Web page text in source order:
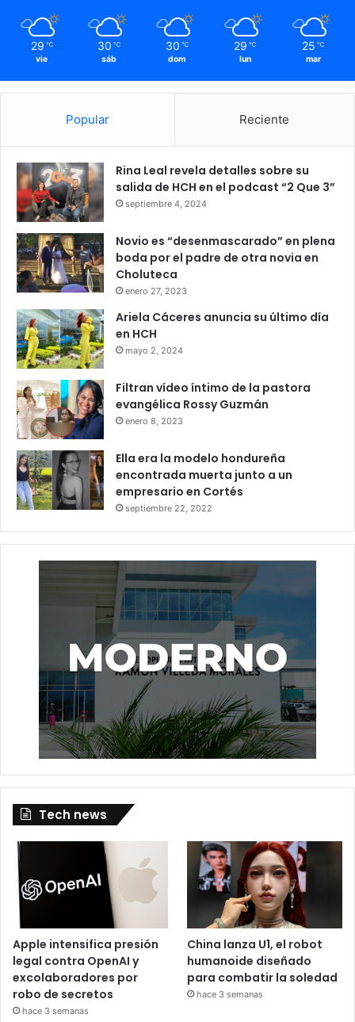
29 ℃
vie
30 ℃
sáb
30 ℃
dom
29 ℃
lun
25 ℃
mar
Popular Reciente
Rina Leal revela detalles sobre su
salida de HCH en el podcast “2 Que 3”
septiembre 4, 2024
Novio es “desenmascarado” en plena
boda por el padre de otra novia en
Choluteca
enero 27, 2023
Ariela Cáceres anuncia su último día
en HCH
mayo 2, 2024
Filtran vídeo íntimo de la pastora
evangélica Rossy Guzmán
enero 8, 2023
Ella era la modelo hondureña
encontrada muerta junto a un
empresario en Cortés
septiembre 22, 2022
Tech news
Apple intensifica presión
legal contra OpenAI y
excolaboradores por
robo de secretos
hace 3 semanas
China lanza U1, el robot
humanoide diseñado
para combatir la soledad
hace 3 semanas